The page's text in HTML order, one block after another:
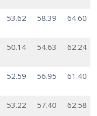
53.62 58.39 64.60
50.14 54.63 62.24
52.59 56.95 61.40
53.22 57.40 62.58